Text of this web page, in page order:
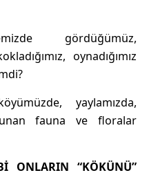
gördüğümüz,
oynadığımız
yaylamızda,
fauna ve floralar
ONLARIN “KÖKÜNÜ”